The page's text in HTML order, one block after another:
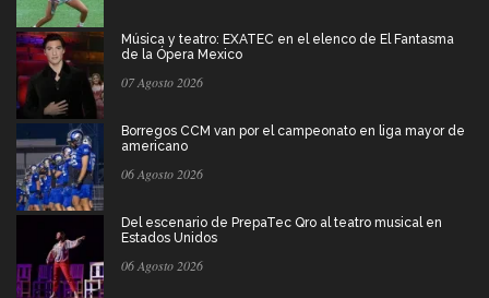
Música y teatro: EXATEC en el elenco de El Fantasma
de la Ópera Mexico
07 Agosto 2026
Borregos CCM van por el campeonato en liga mayor de
americano
06 Agosto 2026
Del escenario de PrepaTec Qro al teatro musical en
Estados Unidos
06 Agosto 2026